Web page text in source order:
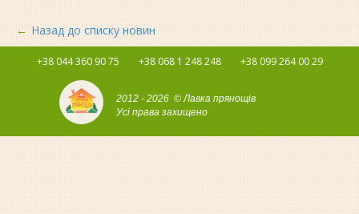
Назад до списку новин
+38 044 360 90 75 +38 068 1 248 248 +38 099 264 00 29
2012 - 2026 © Лавка прянощів
Усі права захищено